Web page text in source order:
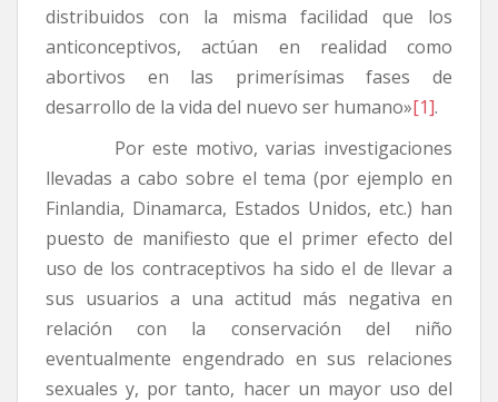
distribuidos con la misma facilidad que los
anticonceptivos, actúan en realidad como
abortivos en las primerísimas fases de
desarrollo de la vida del nuevo ser humano»[1].
Por este motivo, varias investigaciones
llevadas a cabo sobre el tema (por ejemplo en
Finlandia, Dinamarca, Estados Unidos, etc.) han
puesto de manifiesto que el primer efecto del
uso de los contraceptivos ha sido el de llevar a
sus usuarios a una actitud más negativa en
relación con la conservación del niño
eventualmente engendrado en sus relaciones
sexuales y, por tanto, hacer un mayor uso del